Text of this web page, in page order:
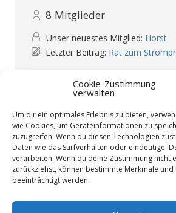
Cookie-Zustimmung
verwalten
Um dir ein optimales Erlebnis zu bieten,
wie Cookies, um Geräteinformationen zu
zuzugreifen. Wenn du diesen Technologien
Daten wie das Surfverhalten oder eindeutige
verarbeiten. Wenn du deine Zustimmung nicht
zurückziehst, können bestimmte Merkmale und
beeinträchtigt werden.
8 Mitglieder
Unser neuestes Mitglied: Horst
Letzter Beitrag: Rat zum
Forum Icons:
Das Forum enthält keine ungelesenen
Themen-Icons:
Unbeantwortet
Aktiv
Heiß Oben angepinnt
Gelöst
Privat Geschlossen